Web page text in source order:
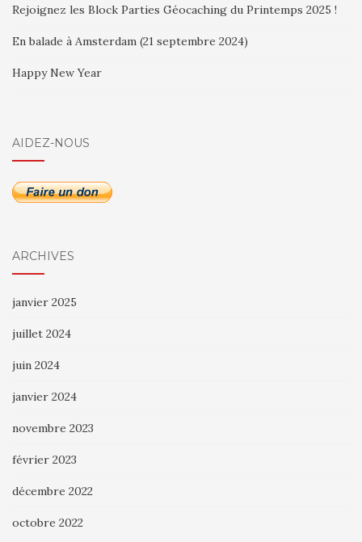
Rejoignez les Block Parties Géocaching du Printemps 2025 !
En balade à Amsterdam (21 septembre 2024)
Happy New Year
AIDEZ-NOUS
ARCHIVES
janvier 2025
juillet 2024
juin 2024
janvier 2024
novembre 2023
février 2023
décembre 2022
octobre 2022